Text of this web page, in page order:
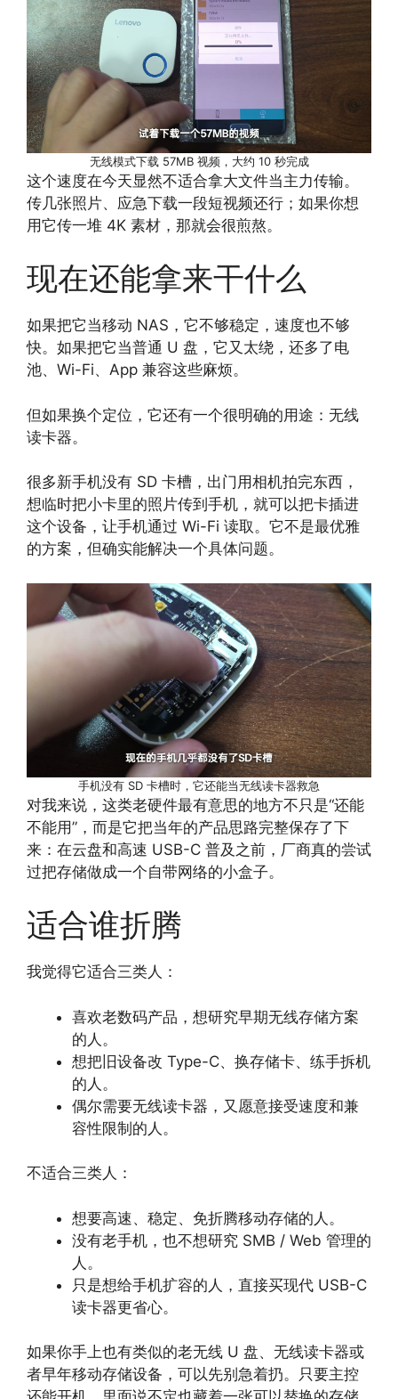
无线模式下载 57MB 视频，大约 10 秒完成
这个速度在今天显然不适合拿大文件当主力传输。
传几张照片、应急下载一段短视频还行；如果你想
用它传一堆 4K 素材，那就会很煎熬。
现在还能拿来干什么
如果把它当移动 NAS，它不够稳定，速度也不够
快。如果把它当普通 U 盘，它又太绕，还多了电
池、Wi-Fi、App 兼容这些麻烦。
但如果换个定位，它还有一个很明确的用途：无线
读卡器。
很多新手机没有 SD 卡槽，出门用相机拍完东西，
想临时把小卡里的照片传到手机，就可以把卡插进
这个设备，让手机通过 Wi-Fi 读取。它不是最优雅
的方案，但确实能解决一个具体问题。
手机没有 SD 卡槽时，它还能当无线读卡器救急
对我来说，这类老硬件最有意思的地方不只是“还能
不能用”，而是它把当年的产品思路完整保存了下
来：在云盘和高速 USB-C 普及之前，厂商真的尝试
过把存储做成一个自带网络的小盒子。
适合谁折腾
我觉得它适合三类人：
喜欢老数码产品，想研究早期无线存储方案
的人。
想把旧设备改 Type-C、换存储卡、练手拆机
的人。
偶尔需要无线读卡器，又愿意接受速度和兼
容性限制的人。
不适合三类人：
想要高速、稳定、免折腾移动存储的人。
没有老手机，也不想研究 SMB / Web 管理的
人。
只是想给手机扩容的人，直接买现代 USB-C
读卡器更省心。
如果你手上也有类似的老无线 U 盘、无线读卡器或
者早年移动存储设备，可以先别急着扔。只要主控